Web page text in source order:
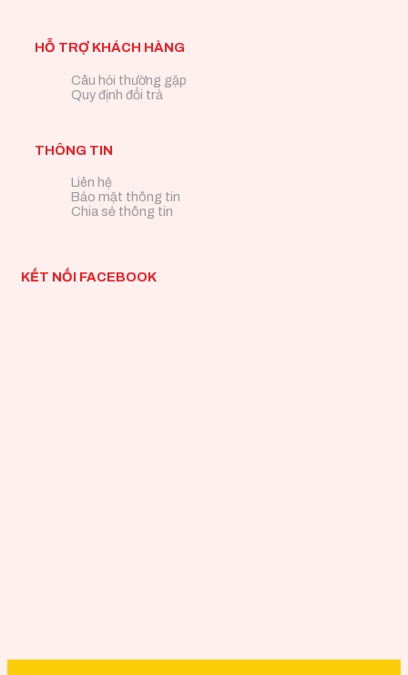
HỖ TRỢ KHÁCH HÀNG
Câu hỏi thường gặp
Quy định đổi trả
THÔNG TIN
Liên hệ
Bảo mật thông tin
Chia sẻ thông tin
KẾT NỐI FACEBOOK